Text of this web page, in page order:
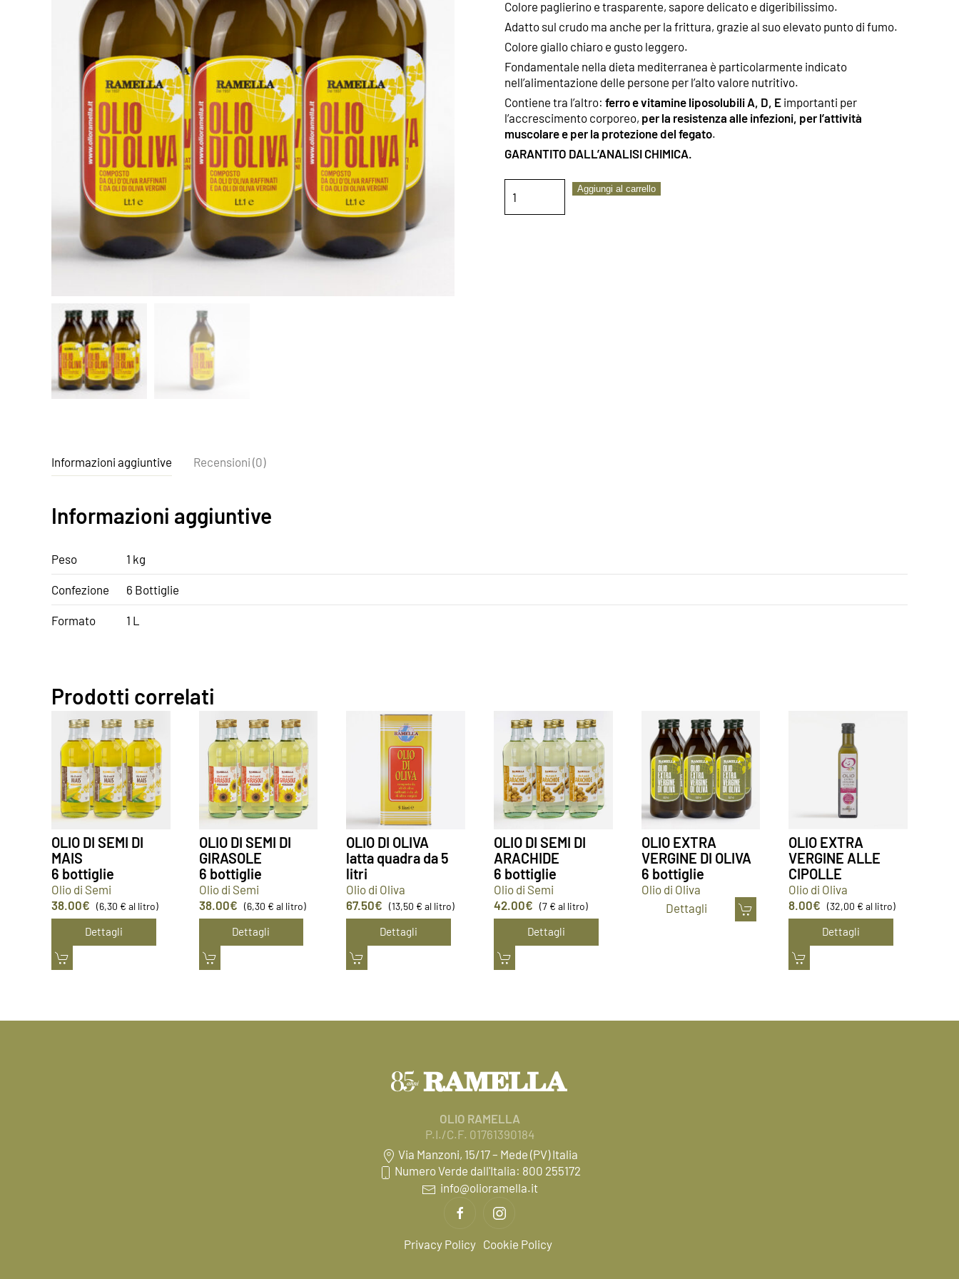
Colore paglierino e trasparente, sapore delicato e digeribilissimo.
Adatto sul crudo ma anche per la frittura, grazie al suo elevato punto di fumo.
Colore giallo chiaro e gusto leggero.
Fondamentale nella dieta mediterranea è particolarmente indicato
nell’alimentazione delle persone per l’alto valore nutritivo.
Contiene tra l’altro: ferro e vitamine liposolubili A, D, E importanti per
l’accrescimento corporeo, per la resistenza alle infezioni, per l’attività
muscolare e per la protezione del fegato.
GARANTITO DALL’ANALISI CHIMICA.
OLIVA
Aggiungi al carrello
Informazioni aggiuntive Recensioni (0)
Informazioni aggiuntive
Peso 1 kg
Confezione 6 Bottiglie
Formato 1 L
Prodotti correlati
OLIO DI SEMI DI
MAIS
6 bottiglie
Olio di Semi
38.00€ (6,30 € al litro)
Dettagli
OLIO DI SEMI DI
GIRASOLE
6 bottiglie
Olio di Semi
38.00€ (6,30 € al litro)
Dettagli
OLIO DI OLIVA
latta quadra da 5
litri
Olio di Oliva
67.50€ (13,50 € al litro)
Dettagli
OLIO DI SEMI DI
ARACHIDE
6 bottiglie
Olio di Semi
42.00€ (7 € al litro)
Dettagli
OLIO EXTRA
VERGINE DI OLIVA
6 bottiglie
Olio di Oliva
Dettagli
OLIO EXTRA
VERGINE ALLE
CIPOLLE
Olio di Oliva
8.00€ (32,00 € al litro)
Dettagli
OLIO RAMELLA
P.I./C.F. 01761390184
Via Manzoni, 15/17 – Mede (PV) Italia
Numero Verde dall'Italia: 800 255172
info@olioramella.it
Privacy Policy Cookie Policy